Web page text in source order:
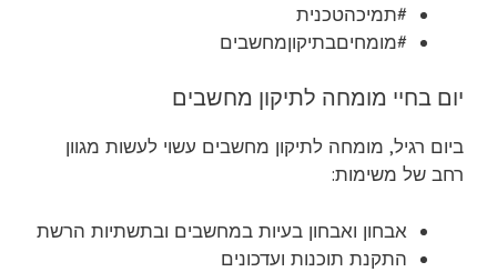
#תמיכהטכנית
#מומחיםבתיקוןמחשבים
יום בחיי מומחה לתיקון מחשבים
ביום רגיל, מומחה לתיקון מחשבים עשוי לעשות מגוון
רחב של משימות:
אבחון ואבחון בעיות במחשבים ובתשתיות הרשת
התקנת תוכנות ועדכונים